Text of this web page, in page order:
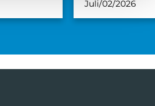
Juli/02/2026